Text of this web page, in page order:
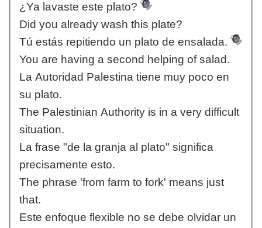
¿Ya lavaste este plato?
Did you already wash this plate?
Tú estás repitiendo un plato de ensalada.
You are having a second helping of salad.
La Autoridad Palestina tiene muy poco en
su plato.
The Palestinian Authority is in a very difficult
situation.
La frase "de la granja al plato" significa
precisamente esto.
The phrase 'from farm to fork' means just
that.
Este enfoque flexible no se debe olvidar un